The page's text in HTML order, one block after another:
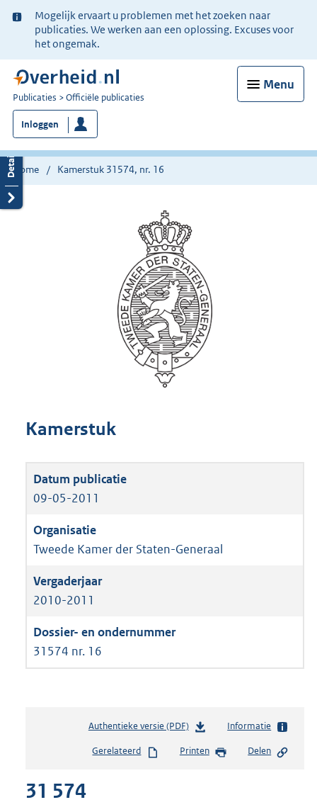
Ter
informatie:
Mogelijk ervaart u problemen met het zoeken naar
publicaties. We werken aan een oplossing. Excuses voor
het ongemak.
Menu
U
bent
nu
hier:
Publicaties Officiële publicaties
Inloggen
Home Kamerstuk 31574, nr. 16
Kamerstuk
09-05-2011
Tweede Kamer der Staten-Generaal
2010-2011
31574 nr. 16
Authentieke versie (PDF)b
s
Informatie
Gerelateerd Printen Delen
31 574